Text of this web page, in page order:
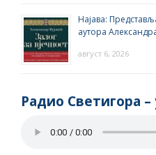
Најава:
аутора
август 6, 2026
Радио Светигора